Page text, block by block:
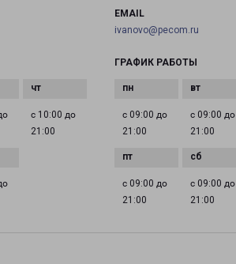
с 10:00 до
21:00
EMAIL
ivanovo@pecom.ru
ГРАФИК РАБОТЫ
с 09:00 до
21:00
с 09:00 до
21:00
с 09:00 до
21:00
с 09:00 до
21:00